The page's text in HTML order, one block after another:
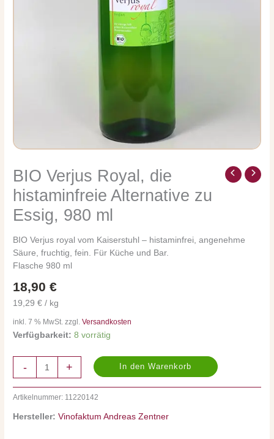
BIO Verjus Royal, die
histaminfreie Alternative zu
Essig, 980 ml
BIO Verjus royal vom Kaiserstuhl – histaminfrei, angenehme
Säure, fruchtig, fein. Für Küche und Bar.
Flasche 980 ml
18,90€
19,29 € / kg
inkl. 7 % MwSt. zzgl.Versandkosten
Verfügbarkeit: 8 vorrätig
-
BIO
Royal,
die
histaminfreie
Alternative
zu
Essig,
ml
Menge
+ In den Warenkorb
Artikelnummer: 11220142
Hersteller: Vinofaktum Andreas Zentner